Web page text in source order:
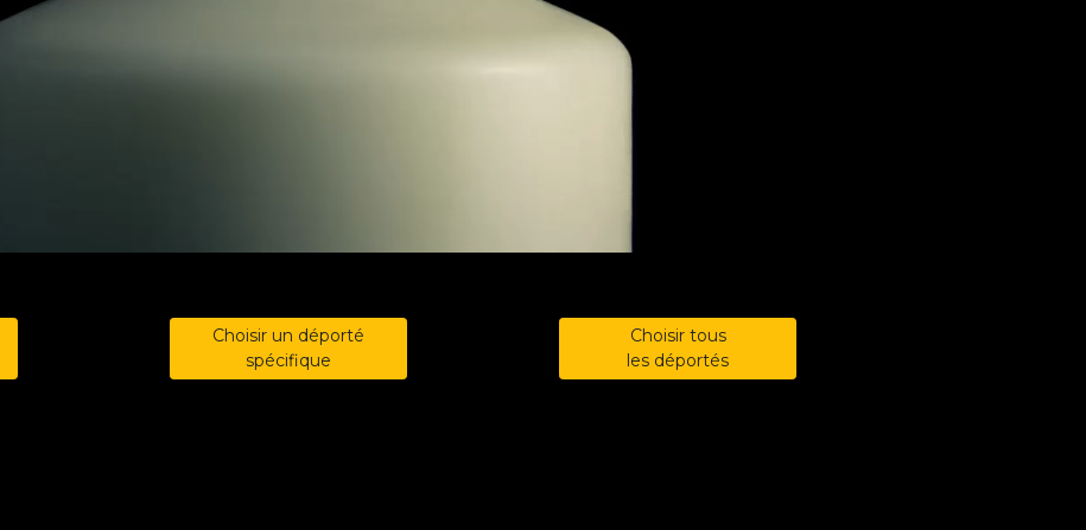
Choisir un déporté
spécifique
Choisir tous
les déportés